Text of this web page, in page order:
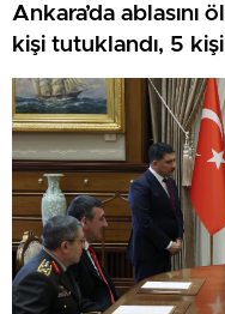
Ankara’da ablasını
kişi tutuklandı, 5